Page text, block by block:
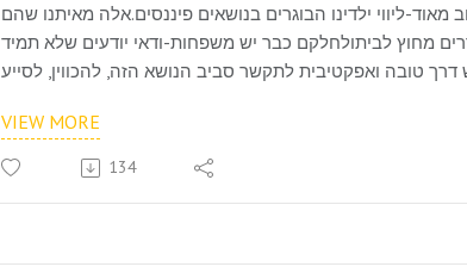
ליווי ילדינו הבוגרים בנושאים פיננסים.אלה מאיתנו שהם
מחוץ לביתולחלקם כבר יש משפחות-ודאי יודעים שלא תמיד
טובה ואפקטיבית לתקשר סביב הנושא הזה, להכווין, לסייע
VIEW MORE
134